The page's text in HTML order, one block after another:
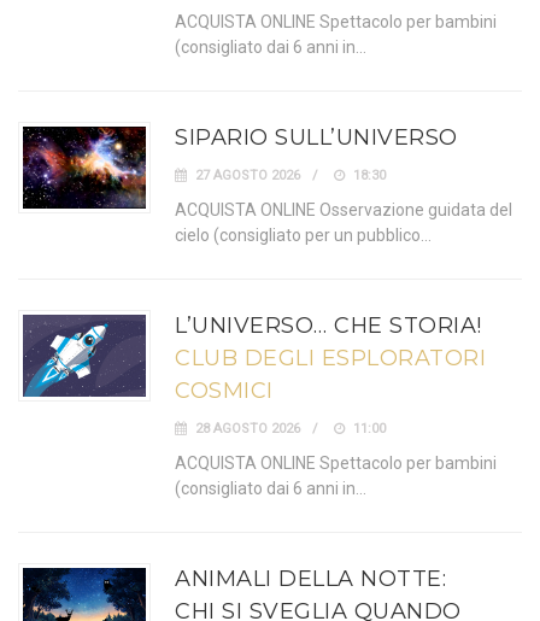
ACQUISTA ONLINE Spettacolo per bambini
(consigliato dai 6 anni in…
SIPARIO SULL’UNIVERSO
27 AGOSTO 2026 18:30
ACQUISTA ONLINE Osservazione guidata del
cielo (consigliato per un pubblico…
L’UNIVERSO… CHE STORIA!
CLUB DEGLI ESPLORATORI
COSMICI
28 AGOSTO 2026 11:00
ACQUISTA ONLINE Spettacolo per bambini
(consigliato dai 6 anni in…
ANIMALI DELLA NOTTE:
CHI SI SVEGLIA QUANDO